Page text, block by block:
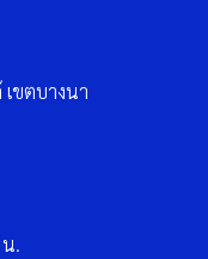
ขตบางนา
.